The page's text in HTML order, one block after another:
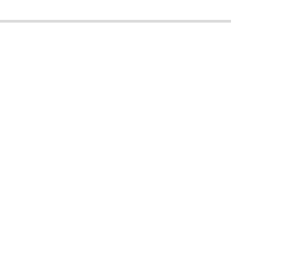
CANON'S LICENSORS ARE
EXPRESSED OR IMPLIED,
FOR A PARTICULAR PURPOSE.
THE SOFTWARE PROVE
SOME STATES OR LEGAL
MAY NOT APPLY TO YOU.
VARY FROM STATE TO
CANON'S LICENSORS
OR THAT THE OPERATION